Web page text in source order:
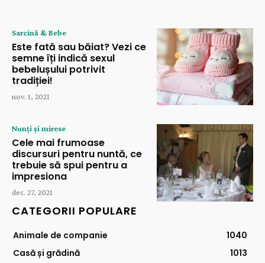
Sarcină & Bebe
Este fată sau băiat? Vezi ce
semne îți indică sexul
bebelușului potrivit
tradiției!
nov. 1, 2021
Nunți și mirese
Cele mai frumoase
discursuri pentru nuntă, ce
trebuie să spui pentru a
impresiona
dec. 27, 2021
CATEGORII POPULARE
Animale de companie
1040
Casă și grădină
1013